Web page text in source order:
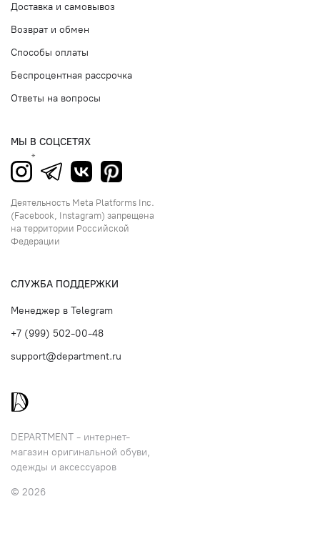
DEPARTMENT - интернет-
магазин оригинальной обуви,
одежды и аксессуаров
© 2026
Доставка и самовывоз
Возврат и обмен
Способы оплаты
Беспроцентная рассрочка
Ответы на вопросы
МЫ В СОЦСЕТЯХ
Деятельность Meta Platforms Inc.
(Facebook, Instagram) запрещена
на территории Российской
Федерации
СЛУЖБА ПОДДЕРЖКИ
Менеджер в Telegram
+7 (999) 502-00-48
support@department.ru